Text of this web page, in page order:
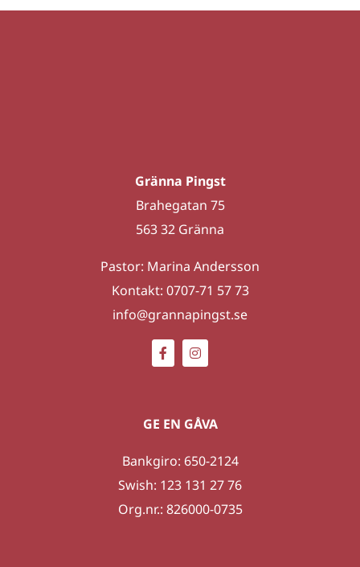
Gränna Pingst
Brahegatan 75
563 32 Gränna
Pastor: Marina Andersson
Kontakt: 0707-71 57 73
info@grannapingst.se
GE EN GÅVA
Bankgiro: 650-2124
Swish: 123 131 27 76
Org.nr.: 826000-0735